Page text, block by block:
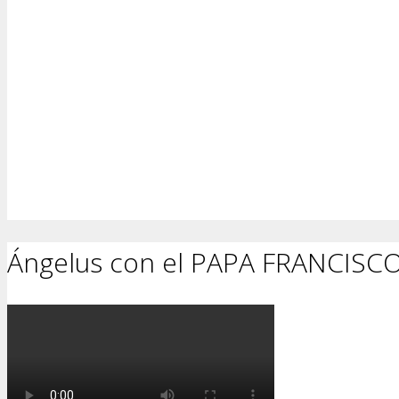
Ángelus con el PAPA